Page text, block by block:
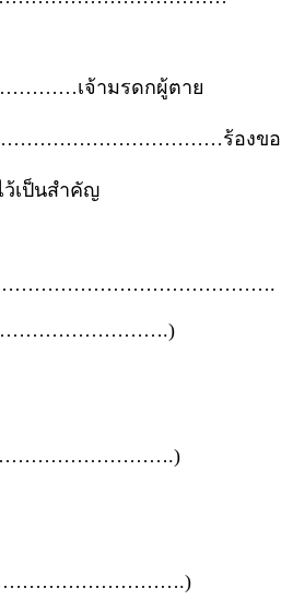
เจ้ามรดกผู้ตาย
ร้องขอ
ว้เป็นสำคัญ